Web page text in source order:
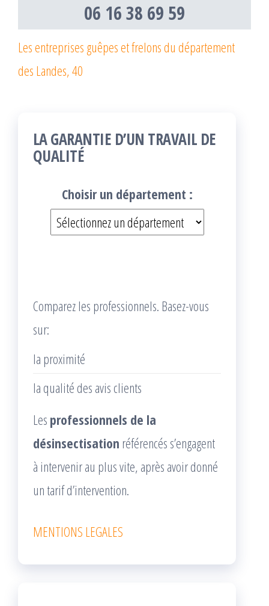
06 16 38 69 59
Les entreprises guêpes et frelons du département
des Landes, 40
LA GARANTIE D’UN TRAVAIL DE
QUALITÉ
Choisir un département :
Comparez les professionnels. Basez-vous
sur:
la proximité
la qualité des avis clients
Les professionnels de la
désinsectisation référencés s’engagent
à intervenir au plus vite, après avoir donné
un tarif d’intervention.
MENTIONS LEGALES